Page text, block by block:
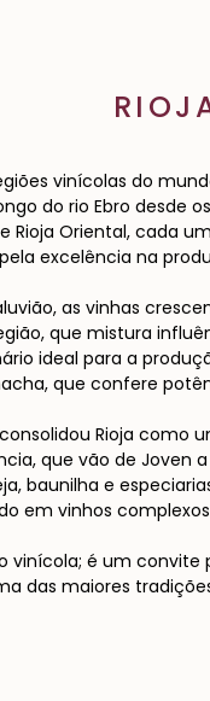
vinícolas do
do rio Ebro desde
e Rioja Oriental, cada
pela excelência na
as vinhas
que mistura
ideal para a
que confere
consolidou Rioja
que vão de Joven
baunilha e
em vinhos
vinícola; é um
das maiores